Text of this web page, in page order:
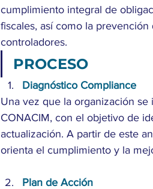
cumplimiento integral de
fiscales, así como la
controladores.
PROCESO
Diagnóstico Compliance
Una vez que la organización
CONACIM, con el objetivo de
actualización. A partir de este
orienta el cumplimiento y la
Plan de Acción